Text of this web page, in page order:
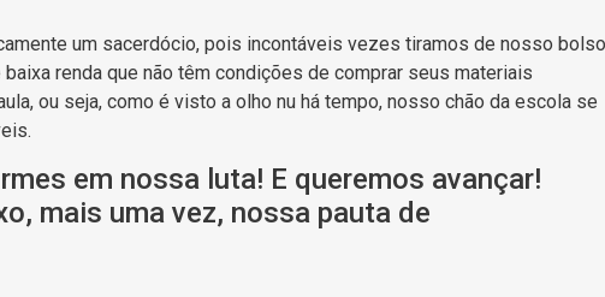
um sacerdócio, pois incontáveis vezes tiramos de nosso bolso
renda que não têm condições de comprar seus materiais
ou seja, como é visto a olho nu há tempo, nosso chão da escola se
em nossa luta! E queremos avançar!
mais uma vez, nossa pauta de